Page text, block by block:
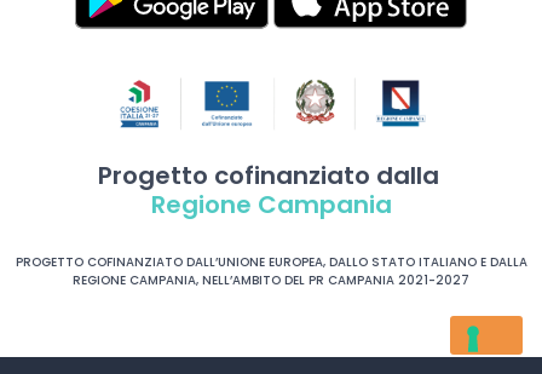
Progetto cofinanziato dalla
Regione Campania
PROGETTO COFINANZIATO DALL’UNIONE EUROPEA, DALLO STATO ITALIANO E DALLA
REGIONE CAMPANIA, NELL’AMBITO DEL PR CAMPANIA 2021-2027